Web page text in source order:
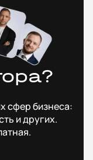
сфер бизнеса:
и других.